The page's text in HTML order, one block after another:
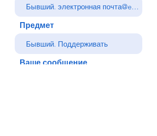
Предмет
Ваше сообщение